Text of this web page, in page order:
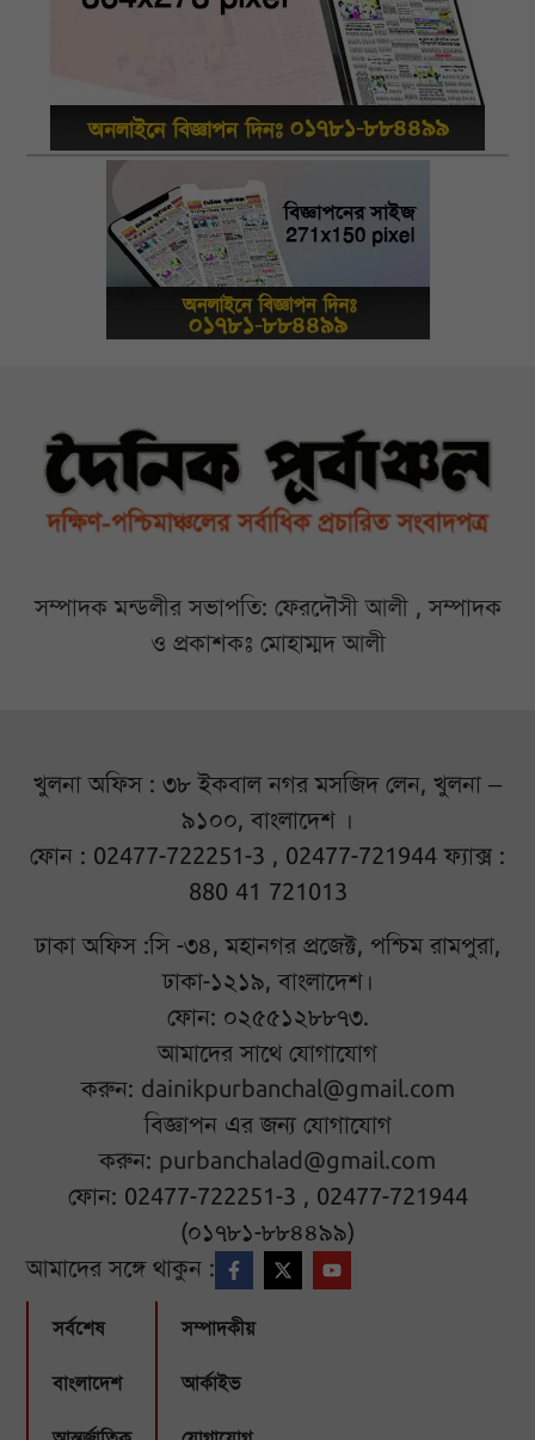
সম্পাদক মন্ডলীর সভাপতি: ফেরদৌসী আলী , সম্পাদক
ও প্রকাশকঃ মোহাম্মদ আলী
খুলনা অফিস : ৩৮ ইকবাল নগর মসজিদ লেন, খুলনা –
৯১০০, বাংলাদেশ ।
ফোন : 02477-722251-3 , 02477-721944 ফ্যাক্স :
880 41 721013
ঢাকা অফিস :সি -৩৪, মহানগর প্রজেক্ট, পশ্চিম রামপুরা,
ঢাকা-১২১৯, বাংলাদেশ।
ফোন: ০২৫৫১২৮৮৭৩.
আমাদের সাথে যোগাযোগ
করুন: dainikpurbanchal@gmail.com
বিজ্ঞাপন এর জন্য যোগাযোগ
করুন: purbanchalad@gmail.com
ফোন: 02477-722251-3 , 02477-721944
(০১৭৮১-৮৮৪৪৯৯)
আমাদের সঙ্গে থাকুন :
সর্বশেষ
বাংলাদেশ
সম্পাদকীয়
আর্কাইভ